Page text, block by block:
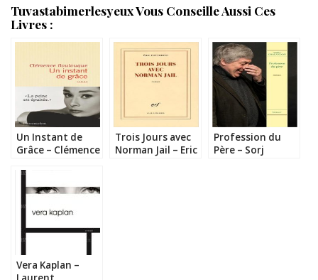
Tuvastabimerlesyeux Vous Conseille Aussi Ces
Livres :
Un Instant de
Grâce – Clémence
Trois Jours avec
Norman Jail – Eric
Profession du
Père – Sorj
Vera Kaplan –